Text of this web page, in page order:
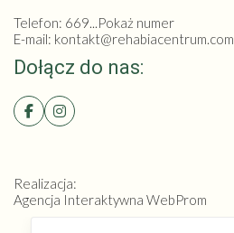
Telefon: 669...Pokaż numer
E-mail: kontakt@rehabiacentrum.com
Dołącz do nas:
Realizacja:
Agencja Interaktywna WebProm